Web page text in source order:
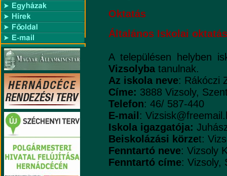
Oktatás
Általános Iskolai oktatás
A településen helyben
Vizsolyba tanulnak.
Az iskola neve: Rákóczi
Címe: 3888 Vizsoly,
Telefon: 46/ 587-440
E-mail :
Iskola igazgatója:
Beiskolázási körzet:
Fenntartó neve: Vizsoly
Fenntartó címe: Vizsoly,